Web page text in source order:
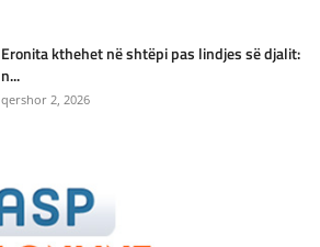
Eronita kthehet në shtëpi pas lindjes së djalit:
n...
qershor 2, 2026